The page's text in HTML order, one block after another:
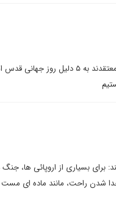
سعید سیفی در یادداشتی برای دیپلماسی ایرانی می نویسد: بسیاری از کارشناسان معتقدند
برای بسیاری از اروپائی ها، جنگ
شدن راحت، مانند ماده ای مست